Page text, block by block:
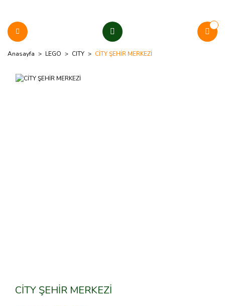
Anasayfa LEGO CITY CİTY ŞEHİR MERKEZİ
CİTY ŞEHİR MERKEZİ